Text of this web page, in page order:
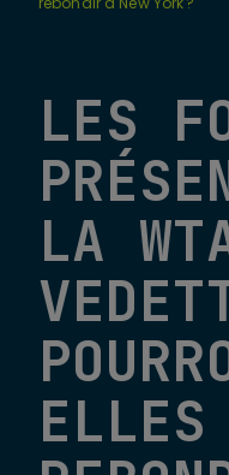
LES
LA
ELLES